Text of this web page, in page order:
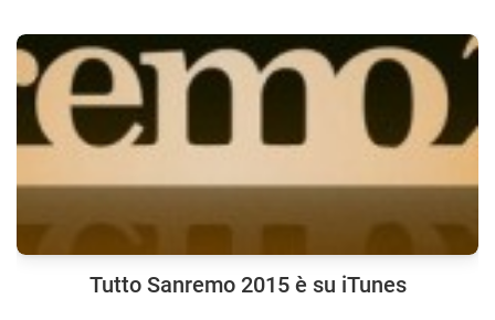
Tutto Sanremo 2015 è su iTunes